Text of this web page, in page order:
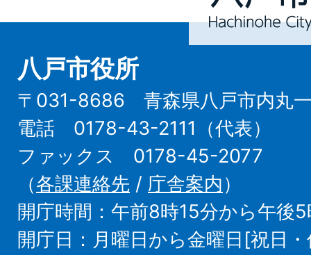
City
八戸市役所
〒031-8686 青森県八戸市内丸一
電話 0178-43-2111（代表）
ファックス 0178-45-2077
（各課連絡先 / 庁舎案内）
開庁時間：午前8時15分から午後
開庁日：月曜日から金曜日[祝日